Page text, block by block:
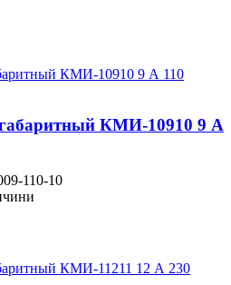
КМИ-10910 9 А
110-10